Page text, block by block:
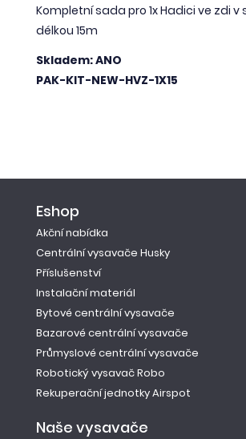
Kompletní sada pro 1x Hadici ve zdi v
délkou 15m
Skladem: ANO
PAK-KIT-NEW-HVZ-1X15
Eshop
Akční nabídka
Centrální vysavače Husky
Příslušenství
Instalační materiál
Bytové centrální vysavače
Bazarové centrální vysavače
Průmyslové centrální vysavače
Robotický vysavač Robo
Rekuperační jednotky Airspot
Naše vysavače